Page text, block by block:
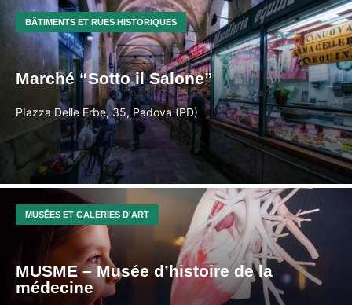
BÂTIMENTS ET RUES HISTORIQUES
Marché “Sotto il Salone”
PIazza Delle Erbe, 35, Padova (PD)
MUSÉES ET GALERIES D'ART
MUSME – Musée d’histoire de la
médecine